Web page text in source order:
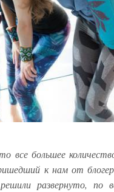
все большее
к нам от
развернуто, по